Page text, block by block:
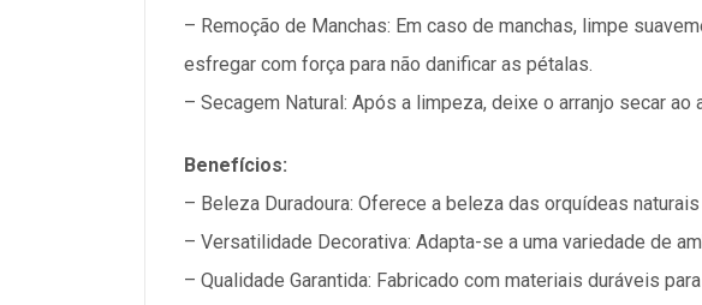
– Remoção de Manchas: Em caso de manchas, limpe
esfregar com força para não danificar as pétalas.
– Secagem Natural: Após a limpeza, deixe o arranjo secar
Benefícios:
– Beleza Duradoura: Oferece a beleza das orquídeas
– Versatilidade Decorativa: Adapta-se a uma variedade de
– Qualidade Garantida: Fabricado com materiais duráveis